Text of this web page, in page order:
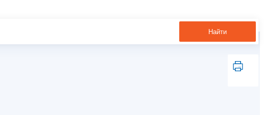
Найти